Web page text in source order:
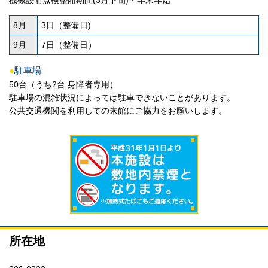
8月 3日（整備日)
9月 7日（整備日）
●駐車場
50台（うち2台 身障者専用）
駐車場の混雑状況によっては駐車できないことがあります。
公共交通機関を利用しての来館にご協力をお願いします。
所在地